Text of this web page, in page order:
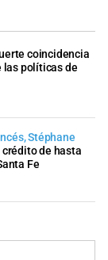
coincidencia
las políticas de
Stéphane
de hasta
Fe